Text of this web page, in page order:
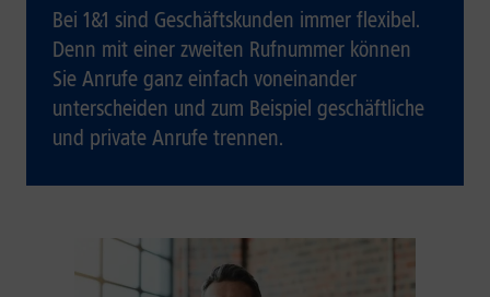
Bei 1&1 sind Geschäftskunden immer flexibel.
Denn mit einer zweiten Rufnummer können
Sie Anrufe ganz einfach voneinander
unterscheiden und zum Beispiel geschäftliche
und private Anrufe trennen.